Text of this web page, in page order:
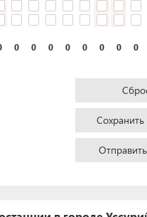
0 0 0 0 0 0 0 0